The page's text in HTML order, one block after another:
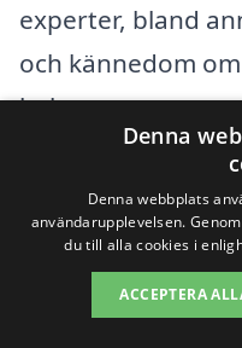
experter, bland
och kännedom
behov.
Några städer du
sökning
Ekerö
Denna
Denna webbplats
användarupplevelsen.
du till alla cookies i
ACCEPTERA